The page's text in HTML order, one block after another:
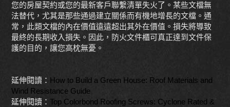
您的房屋契約或您的最新客戶聯繫清單失火了。某些文檔無
法替代，尤其是那些通過建立關係而有機地增長的文檔。通
常，此類文檔的內在價值遠遠超出其外在價值。損失將導致
最終的長期收入損失。因此，防火文件櫃可真正達到文件保
護的目的，讓您高枕無憂。
延伸閱讀： How to Build a Green House: Roof Materials and
Wind Resistance Guide
延伸閱讀：Top Colorbond Roofing Screws: Cyclone Rated &